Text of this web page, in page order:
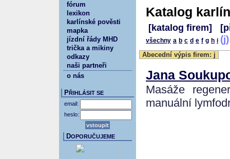
Katalog
[katalog firem]
všechny a b c d e f g h i
Abecední výpis firem: j
Jana
Masáže
manuální
fórum
lexikon
karlínské pověsti
mapka
jízdní řády MHD
trička a mikiny
odkazy
naši partneři
o nás
PŘIHLÁSIT SE
email:
heslo:
DOPORUČUJEME